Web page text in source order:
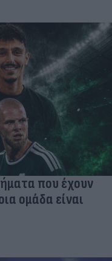
που έχουν
ομάδα είναι